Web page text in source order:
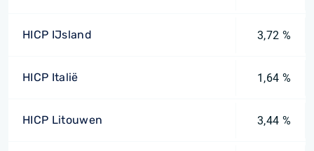
HICP IJsland 3,72 %
HICP Italië 1,64 %
HICP Litouwen 3,44 %